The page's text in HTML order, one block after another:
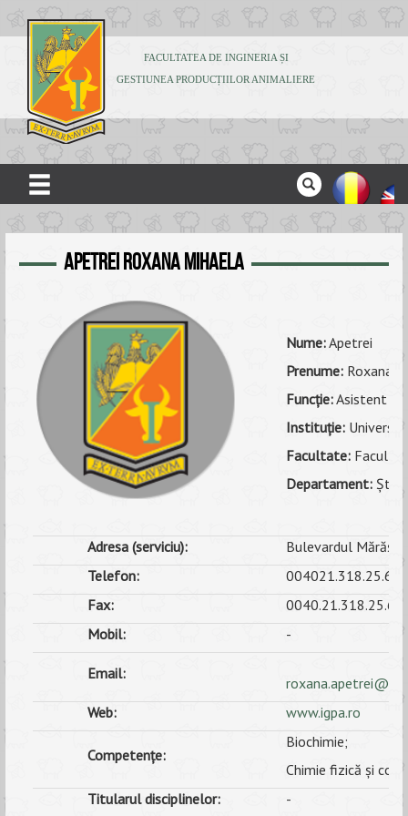
FACULTATEA DE INGINERIA ȘI
GESTIUNEA PRODUCȚIILOR ANIMALIERE
ACASĂ
DESPRE NOI
STUDENȚI
CERCETARE
PUBLICAȚII
ANUNȚURI
ALUMNI
Apetrei Roxana Mihaela
Nume:Apetrei
Prenume:Roxana
Funcţie:Asistent
Instituţie:
Facultate:
Departament:
Adresa (serviciu):
Bulevardul
Telefon:
004021.318.25.61
Fax:
0040.21.318.25.61
Mobil:
-
Email:
Web:
www.igpa.ro
Competențe:
Biochimie;
Chimie fizică și
Titularul disciplinelor:
-